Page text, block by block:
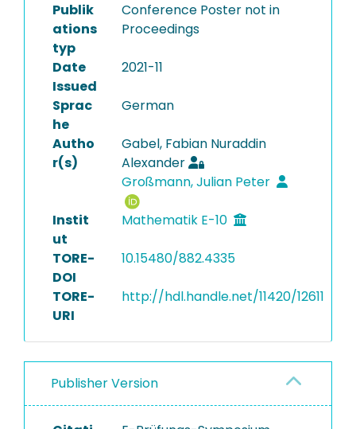
Publik
ations
typ
Conference Poster not in
Proceedings
Date
Issued
2021-11
Sprac
he
German
Autho
r(s)
Gabel, Fabian Nuraddin
Alexander
Großmann, Julian Peter
Instit
ut
Mathematik E-10
TORE-
DOI
10.15480/882.4335
TORE-
URI
http://hdl.handle.net/11420/12611
Publisher Version